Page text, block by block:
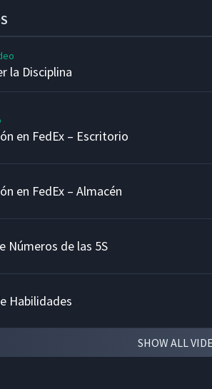
la Disciplina
en FedEx – Escritorio
en FedEx – Almacén
Números de las 5S
Habilidades
de Letras
SHOW ALL